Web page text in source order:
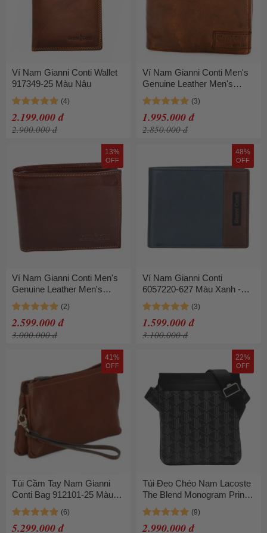
Ví Nam Gianni Conti Wallet
917349-25 Màu Nâu
2.199.000 đ
2.900.000 đ
Ví Nam Gianni Conti Men's
Genuine Leather Men's
Wallet Brown 4207220 -
RAUL - Tan Màu Nâu
1.995.000 đ
2.850.000 đ
13%
OFF
Ví Nam Gianni Conti Men's
Genuine Leather Men's
Wallet Brown 9407023-
20 Màu Nâu
2.599.000 đ
3.000.000 đ
48%
OFF
Ví Nam Gianni Conti
6057220-627 Màu Xanh -
Nâu
1.599.000 đ
3.100.000 đ
41%
OFF
Túi Cầm Tay Nam Gianni
Conti Bag 912101-25 Màu
Nâu
5.299.000 đ
22%
OFF
Túi Đeo Chéo Nam Lacoste
The Blend Monogram Print
Shoulder Bag NH4260 Màu
Đen
2.990.000 đ